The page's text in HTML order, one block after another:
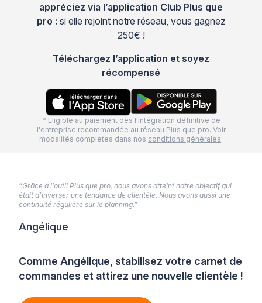
appréciez via l’application Club Plus que
pro : si elle rejoint notre réseau, vous gagnez
250€ !
Téléchargez l’application et soyez
récompensé
* Eligible au paiement dès l'intégration définitive de
l'entreprise recommandée au réseau Plus que pro. Voir
modalités complètes dans nos conditions générales.
Comme Angélique, stabilisez votre carnet de
commandes et attirez une nouvelle clientèle !
“Grâce à l’outil Plus que pro, nous avons atteint notre objectif qui
était d’inverser une tendance de clientèle. Nous avons aussi une
continuité régulière sur le planning.”
Angélique